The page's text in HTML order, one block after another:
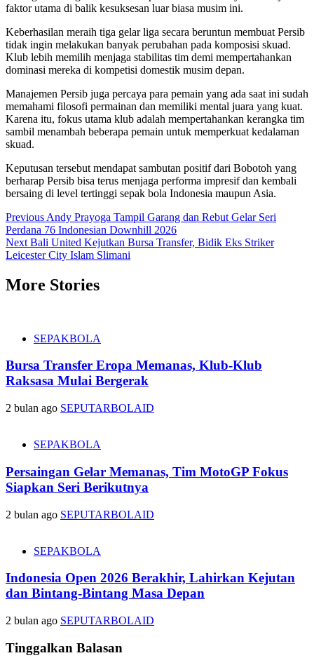
faktor utama di balik kesuksesan luar biasa musim ini.
Keberhasilan meraih tiga gelar liga secara beruntun membuat Persib
tidak ingin melakukan banyak perubahan pada komposisi skuad.
Klub lebih memilih menjaga stabilitas tim demi mempertahankan
dominasi mereka di kompetisi domestik musim depan.
Manajemen Persib juga percaya para pemain yang ada saat ini sudah
memahami filosofi permainan dan memiliki mental juara yang kuat.
Karena itu, fokus utama klub adalah mempertahankan kerangka tim
sambil menambah beberapa pemain untuk memperkuat kedalaman
skuad.
Keputusan tersebut mendapat sambutan positif dari Bobotoh yang
berharap Persib bisa terus menjaga performa impresif dan kembali
bersaing di level tertinggi sepak bola Indonesia maupun Asia.
Post
navigation
Previous Andy Prayoga Tampil Garang dan Rebut Gelar Seri
Perdana 76 Indonesian Downhill 2026
Next Bali United Kejutkan Bursa Transfer, Bidik Eks Striker
Leicester City Islam Slimani
More Stories
SEPAKBOLA
Bursa Transfer Eropa Memanas, Klub-Klub
Raksasa Mulai Bergerak
2 bulan ago SEPUTARBOLAID
SEPAKBOLA
Persaingan Gelar Memanas, Tim MotoGP Fokus
Siapkan Seri Berikutnya
2 bulan ago SEPUTARBOLAID
SEPAKBOLA
Indonesia Open 2026 Berakhir, Lahirkan Kejutan
dan Bintang-Bintang Masa Depan
2 bulan ago SEPUTARBOLAID
Tinggalkan Balasan